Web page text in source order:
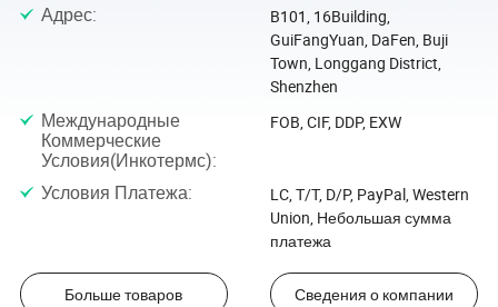
Адрес:
B101, 16Building,
GuiFangYuan, DaFen, Buji
Town, Longgang District,
Shenzhen
Международные
Коммерческие
Условия(Инкотермс):
FOB, CIF, DDP, EXW
Условия Платежа:
LC, T/T, D/P, PayPal, Western
Union, Небольшая сумма
платежа
Больше товаров Сведения о компании